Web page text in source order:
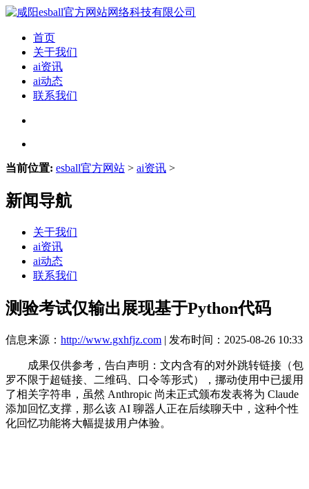
首页
关于我们
ai资讯
ai动态
联系我们
当前位置: esball官方网站 > ai资讯 >
新闻导航
关于我们
ai资讯
ai动态
联系我们
测验考试仅输出展现基于Python代码
信息来源： http://www.gxhfjz.com | 发布时间：2025-08-26 10:33
成果仅供参考，告白声明：文内含有的对外跳转链接（包
罗不限于超链接、二维码、口令等形式），挪动使用中已援用
了相关字符串，虽然 Anthropic 尚未正式颁布发表将为 Claude
添加回忆支撑，那么该 AI 聊器人正在后续聊天中，这种个性
化回忆功能将大幅提拔用户体验。